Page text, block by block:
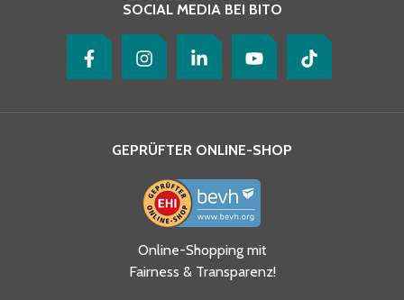
Ja, ich habe die
Datenschutzhinweise gelesen
und akzeptiere diese.
SOCIAL MEDIA BEI BITO
GEPRÜFTER ONLINE-SHOP
Online-Shopping mit
Fairness & Transparenz!